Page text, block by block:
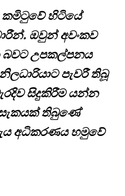
හිටියේ
ඔවුන් අවංකව
බවට උපකල්පනය
පැවරී තිබූ
සිදුකිරීම යන්න
තිබුණේ
අධිකරණය හමුවේ